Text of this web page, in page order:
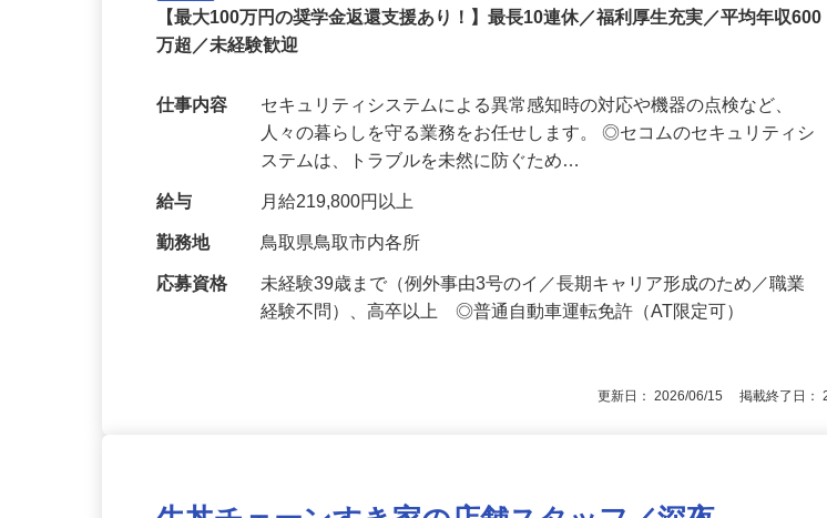
正社員
【最大100万円の奨学金返還支援あり！】最長10連休／福利厚生充実／平均年収600
セキュリティシステムによる異常感知時の対応や機器の点検など、
人々の暮らしを守る業務をお任せします。 ◎セコムのセキュリティシ
ステムは、トラブルを未然に防ぐため…
給与 月給219,800円以上
勤務地 鳥取県鳥取市内各所
未経験39歳まで（例外事由3号のイ／長期キャリア形成のため／職業